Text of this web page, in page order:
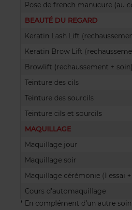
Pose de french manucure (au
BEAUTÉ DU REGARD
Keratin Lash Lift
Keratin Brow Lift
Browlift (rechaussement +
Teinture des cils
Teinture des sourcils
Teinture cils et sourcils
MAQUILLAGE
Maquillage jour
Maquillage soir
Maquillage cérémonie (1 essai
Cours d’automaquillage
* En complément d’un autre soin